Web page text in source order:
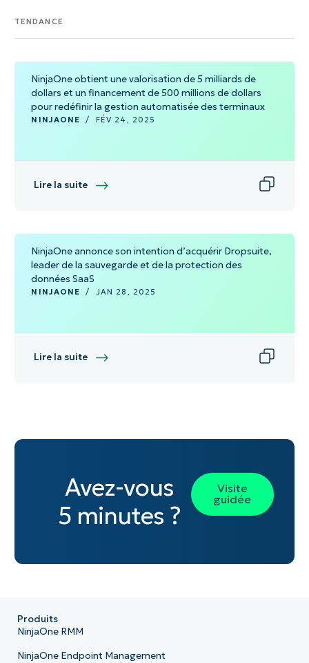
TENDANCE
NinjaOne obtient une valorisation de 5 milliards de
dollars et un financement de 500 millions de dollars
pour redéfinir la gestion automatisée des terminaux
NINJAONE / FÉV 24, 2025
Lire la suite
NinjaOne annonce son intention d’acquérir Dropsuite,
leader de la sauvegarde et de la protection des
données SaaS
NINJAONE / JAN 28, 2025
Lire la suite
Avez-vous
5 minutes ?
Visite
guidée
Produits
NinjaOne RMM
NinjaOne Endpoint Management